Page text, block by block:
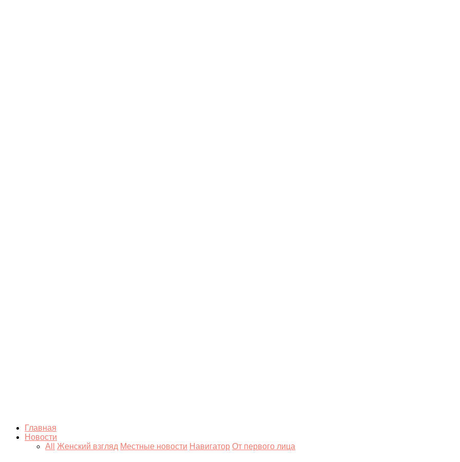
Главная
Новости
All
Женский взгляд Местные новости Навигатор От первого лица